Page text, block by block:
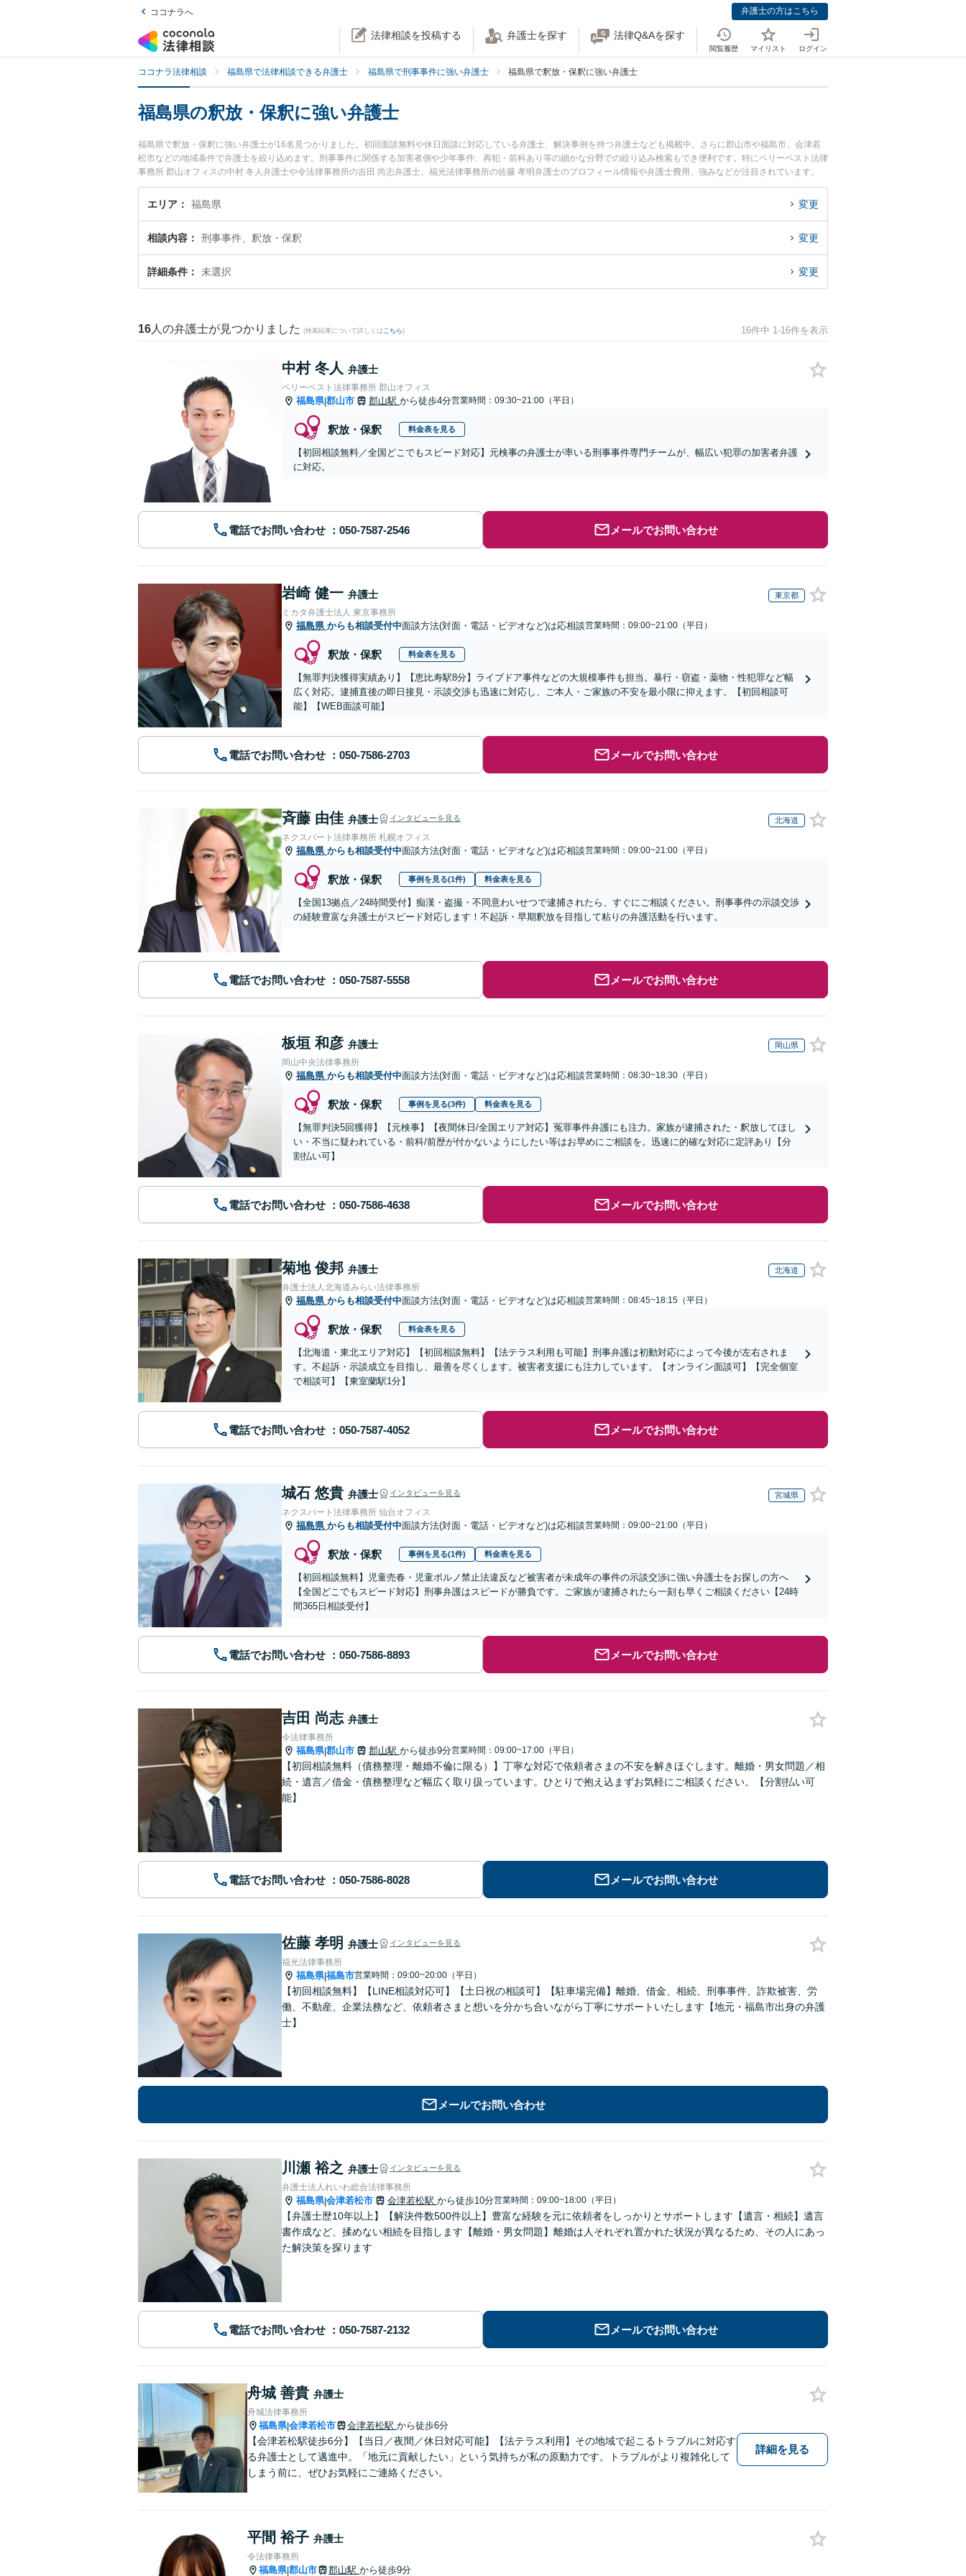
ココナラへ 弁護士の方はこちら
法律相談を投稿する 弁護士を探す 法律Q&Aを探す
閲覧履歴 マイリスト ログイン
ココナラ法律相談 福島県で法律相談できる弁護士 福島県で刑事事件に強い弁護士 福島県で釈放・保釈に強い弁護士
福島県の釈放・保釈に強い弁護士
福島県で釈放・保釈に強い弁護士が16名見つかりました。初回面談無料や休日面談に対応している弁護士、解決事例を持つ弁護士なども掲載中。さらに郡山市や福島市、会津若
松市などの地域条件で弁護士を絞り込めます。刑事事件に関係する加害者側や少年事件、再犯・前科あり等の細かな分野での絞り込み検索もでき便利です。特にベリーベスト法律
事務所 郡山オフィスの中村 冬人弁護士や令法律事務所の吉田 尚志弁護士、福光法律事務所の佐藤 孝明弁護士のプロフィール情報や弁護士費用、強みなどが注目されています。
『福島県で土日や夜間に発生した釈放・保釈のトラブルを今すぐに弁護士に相談したい』『釈放・保釈のトラブル解決の実績豊富な近くの弁護士を検索したい』『初回相談無料で
釈放・保釈を法律相談できる福島県内の弁護士に相談予約したい』などでお困りの相談者さんにおすすめです。
エリア 福島県 変更
相談内容 刑事事件、釈放・保釈 変更
詳細条件 未選択 変更
16 人の弁護士が見つかりました (検索結果について詳しくは こちら) 16件中 1-16件を表示
中村 冬人 弁護士
ベリーベスト法律事務所 郡山オフィス
福島県|郡山市 郡山駅 から徒歩4分営業時間：09:30~21:00（平日）
釈放・保釈 料金表を見る
【初回相談無料／全国どこでもスピード対応】元検事の弁護士が率いる刑事事件専門チームが、幅広い犯罪の加害者弁護
に対応。
電話でお問い合わせ メールでお問い合わせ
岩崎 健一 弁護士 東京都
ミカタ弁護士法人 東京事務所
福島県 からも相談受付中面談方法(対面・電話・ビデオなど)は応相談営業時間：09:00~21:00（平日）
釈放・保釈 料金表を見る
【無罪判決獲得実績あり】【恵比寿駅8分】ライブドア事件などの大規模事件も担当。暴行・窃盗・薬物・性犯罪など幅
広く対応。逮捕直後の即日接見・示談交渉も迅速に対応し、ご本人・ご家族の不安を最小限に抑えます。【初回相談可
能】【WEB面談可能】
電話でお問い合わせ メールでお問い合わせ
斉藤 由佳 弁護士 インタビューを見る 北海道
ネクスパート法律事務所 札幌オフィス
福島県 からも相談受付中面談方法(対面・電話・ビデオなど)は応相談営業時間：09:00~21:00（平日）
釈放・保釈 事例を見る(1件) 料金表を見る
【全国13拠点／24時間受付】痴漢・盗撮・不同意わいせつで逮捕されたら、すぐにご相談ください。刑事事件の示談交渉
の経験豊富な弁護士がスピード対応します！不起訴・早期釈放を目指して粘りの弁護活動を行います。
電話でお問い合わせ メールでお問い合わせ
板垣 和彦 弁護士 岡山県
岡山中央法律事務所
福島県 からも相談受付中面談方法(対面・電話・ビデオなど)は応相談営業時間：08:30~18:30（平日）
釈放・保釈 事例を見る(3件) 料金表を見る
【無罪判決5回獲得】【元検事】【夜間休日/全国エリア対応】冤罪事件弁護にも注力。家族が逮捕された・釈放してほし
い・不当に疑われている・前科/前歴が付かないようにしたい等はお早めにご相談を。迅速に的確な対応に定評あり【分
割払い可】
電話でお問い合わせ メールでお問い合わせ
菊地 俊邦 弁護士 北海道
弁護士法人北海道みらい法律事務所
福島県 からも相談受付中面談方法(対面・電話・ビデオなど)は応相談営業時間：08:45~18:15（平日）
釈放・保釈 料金表を見る
【北海道・東北エリア対応】【初回相談無料】【法テラス利用も可能】刑事弁護は初動対応によって今後が左右されま
す。不起訴・示談成立を目指し、最善を尽くします。被害者支援にも注力しています。【オンライン面談可】【完全個室
で相談可】【東室蘭駅1分】
電話でお問い合わせ メールでお問い合わせ
城石 悠貴 弁護士 インタビューを見る 宮城県
ネクスパート法律事務所 仙台オフィス
福島県 からも相談受付中面談方法(対面・電話・ビデオなど)は応相談営業時間：09:00~21:00（平日）
釈放・保釈 事例を見る(1件) 料金表を見る
【初回相談無料】児童売春・児童ポルノ禁止法違反など被害者が未成年の事件の示談交渉に強い弁護士をお探しの方へ
【全国どこでもスピード対応】刑事弁護はスピードが勝負です。ご家族が逮捕されたら一刻も早くご相談ください【24時
間365日相談受付】
電話でお問い合わせ メールでお問い合わせ
吉田 尚志 弁護士
令法律事務所
福島県|郡山市 郡山駅 から徒歩9分営業時間：09:00~17:00（平日）
【初回相談無料（債務整理・離婚不倫に限る）】丁寧な対応で依頼者さまの不安を解きほぐします。離婚・男女問題／相
続・遺言／借金・債務整理など幅広く取り扱っています。ひとりで抱え込まずお気軽にご相談ください。【分割払い可
能】
電話でお問い合わせ メールでお問い合わせ
佐藤 孝明 弁護士 インタビューを見る
福光法律事務所
福島県|福島市営業時間：09:00~20:00（平日）
【初回相談無料】【LINE相談対応可】【土日祝の相談可】【駐車場完備】離婚、借金、相続、刑事事件、詐欺被害、労
働、不動産、企業法務など、依頼者さまと想いを分かち合いながら丁寧にサポートいたします【地元・福島市出身の弁護
士】
メールでお問い合わせ
川瀬 裕之 弁護士 インタビューを見る
弁護士法人れいわ総合法律事務所
福島県|会津若松市 会津若松駅 から徒歩10分営業時間：09:00~18:00（平日）
【弁護士歴10年以上】【解決件数500件以上】豊富な経験を元に依頼者をしっかりとサポートします【遺言・相続】遺言
書作成など、揉めない相続を目指します【離婚・男女問題】離婚は人それぞれ置かれた状況が異なるため、その人にあっ
た解決策を探ります
電話でお問い合わせ メールでお問い合わせ
舟城 善貴 弁護士
舟城法律事務所
福島県|会津若松市 会津若松駅 から徒歩6分
【会津若松駅徒歩6分】【当日／夜間／休日対応可能】【法テラス利用】その地域で起こるトラブルに対応す
る弁護士として邁進中。「地元に貢献したい」という気持ちが私の原動力です。トラブルがより複雑化して
しまう前に、ぜひお気軽にご連絡ください。
詳細を見る
平間 裕子 弁護士
令法律事務所
福島県|郡山市 郡山駅 から徒歩9分